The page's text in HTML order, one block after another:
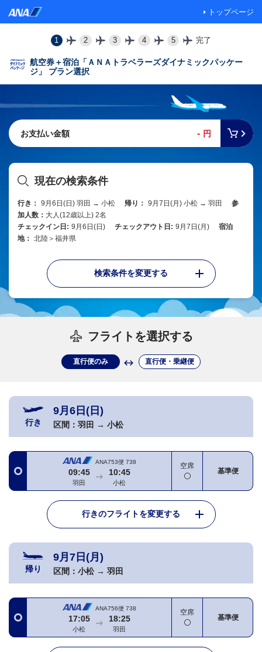
トップページ
1 2 3 4 5 完了
航空券＋宿泊「ＡＮＡトラベラーズダイナミックパッケー
ジ」 プラン選択
お支払い金額 - 円
現在の検索条件
行き： 9月6日(日) 羽田 → 小松 帰り： 9月7日(月) 小松 → 羽田
参
加人数： 大人(12歳以上) 2名
チェックイン日: 9月6日(日) チェックアウト日: 9月7日(月)
宿泊
地： 北陸＞福井県
検索条件を変更する
フライトを選択する
直行便のみ 直行便・乗継便
行き
9月6日(日)
区間： 羽田 → 小松
ANA753便 738
09:45
羽田
10:45
小松
空席
基準便
行きのフライトを変更する
帰り
9月7日(月)
区間： 小松→ 羽田
ANA756便 738
17:05
小松
18:25
羽田
空席
基準便